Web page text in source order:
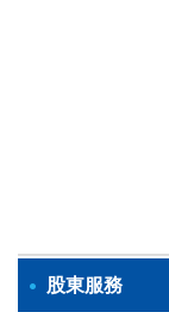
股東服務